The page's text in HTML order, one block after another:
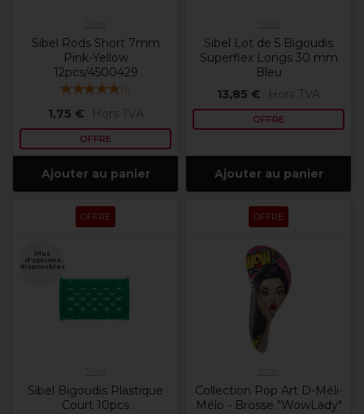
Sibel Rods Short 7mm
Pink-Yellow
12pcs/4500429
(1)
1,75 € Hors TVA
OFFRE
Ajouter au panier
Sibel Lot de 5 Bigoudis
Superflex Longs 30 mm
Bleu
13,85 €
Hors TVA
OFFRE
Ajouter au panier
OFFRE
Plus
d'options
disponibles
Sibel Bigoudis Plastique
Court 10pcs
OFFRE
Collection Pop Art D-Méli-
Mélo - Brosse "WowLady"